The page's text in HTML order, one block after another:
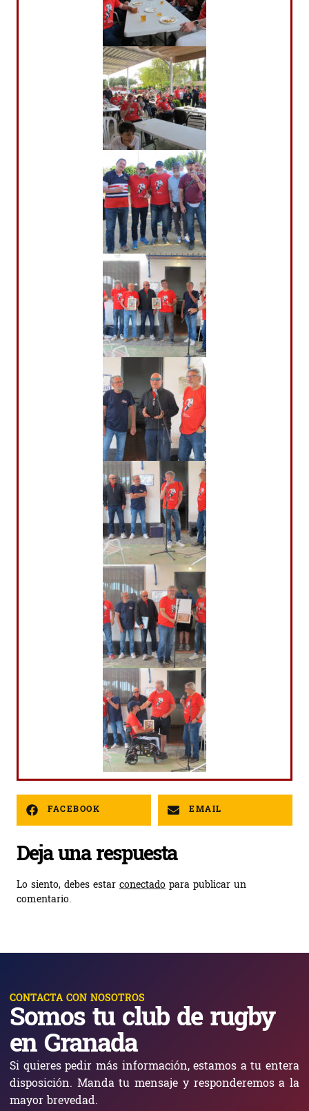
FACEBOOK EMAIL
Deja una respuesta
Lo siento, debes estar conectado para publicar un
comentario.
CONTACTA CON NOSOTROS
Somos tu club de rugby
en Granada
Si quieres pedir más información, estamos a tu entera
disposición. Manda tu mensaje y responderemos a la
mayor brevedad.